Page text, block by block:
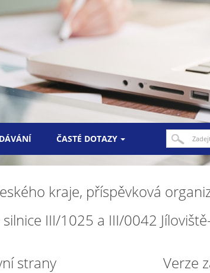
ČASTÉ DOTAZY
kraje, příspěvková
III/1025 a III/0042
strany Verze